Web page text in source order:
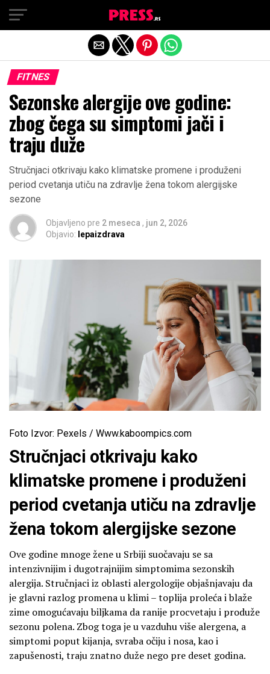
FITNES
Sezonske alergije ove godine:
zbog čega su simptomi jači i
traju duže
Stručnjaci otkrivaju kako klimatske promene i produženi
period cvetanja utiču na zdravlje žena tokom alergijske
sezone
Objavljeno pre 2 meseca , jun 2, 2026
Objavio: lepaizdrava
Foto Izvor: Pexels / Www.kaboompics.com
Stručnjaci otkrivaju kako
klimatske promene i produženi
period cvetanja utiču na zdravlje
žena tokom alergijske sezone
Ove godine mnoge žene u Srbiji suočavaju se sa
intenzivnijim i dugotrajnijim simptomima sezonskih
alergija. Stručnjaci iz oblasti alergologije objašnjavaju da
je glavni razlog promena u klimi – toplija proleća i blaže
zime omogućavaju biljkama da ranije procvetaju i produže
sezonu polena. Zbog toga je u vazduhu više alergena, a
simptomi poput kijanja, svraba očiju i nosa, kao i
zapušenosti, traju znatno duže nego pre deset godina.
Exit mobile version